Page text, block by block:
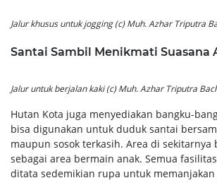
Jalur khusus untuk jogging (c) Muh. Azhar Triputra
Santai Sambil Menikmati Suasana
Jalur untuk berjalan kaki (c) Muh. Azhar Triputra
Hutan Kota juga menyediakan bangku-
bisa digunakan untuk duduk santai
maupun sosok terkasih. Area di sekitarnya
sebagai area bermain anak. Semua
ditata sedemikian rupa untuk